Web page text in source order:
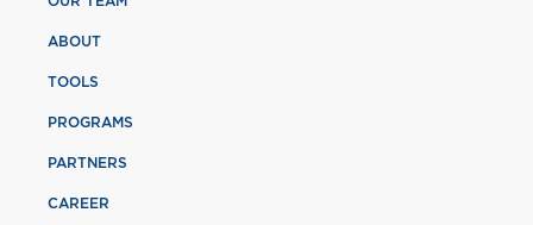
ABOUT
TOOLS
PROGRAMS
PARTNERS
CAREER